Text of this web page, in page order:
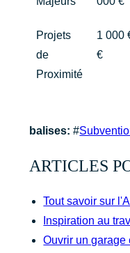
Projets
de
Proximité
1 000
€
balises: #
ARTICLES
Tout savoir sur
Inspiration au
Ouvrir un garage